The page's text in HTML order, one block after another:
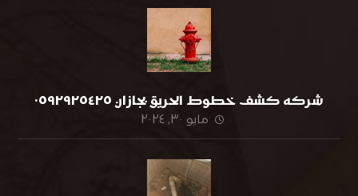
شركه كشف خطوط الحريق بجازان ٠٥٩٢٩٢٥٤٢٥
مايو ٣٠, ٢٠٢٤